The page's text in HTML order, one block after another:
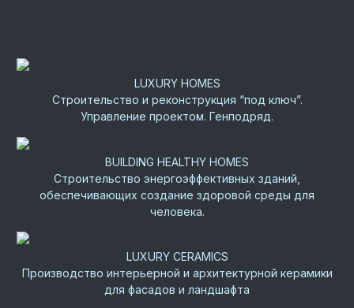
LUXURY HOMES
Строительство и реконструкция “под ключ”.
Управление проектом. Генподряд.
BUILDING HEALTHY HOMES
Строительство энергоэффективных зданий,
обеспечивающих создание здоровой среды для
человека.
LUXURY CERAMICS
Производство интерьерной и архитектурной керамики
для фасадов и ландшафта